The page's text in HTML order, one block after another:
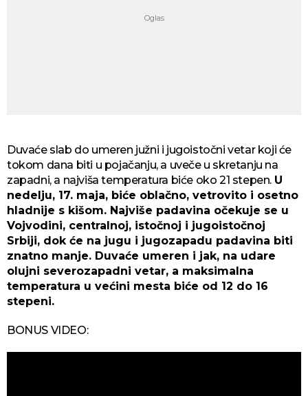
Duvaće slab do umeren južni i jugoistočni vetar koji će
tokom dana biti u pojačanju, a uveče u skretanju na
zapadni, a najviša temperatura biće oko 21 stepen. U
nedelju, 17. maja, biće oblačno, vetrovito i osetno
hladnije s kišom. Najviše padavina očekuje se u
Vojvodini, centralnoj, istočnoj i jugoistočnoj
Srbiji, dok će na jugu i jugozapadu padavina biti
znatno manje. Duvaće umeren i jak, na udare
olujni severozapadni vetar, a maksimalna
temperatura u većini mesta biće od 12 do 16
stepeni.
BONUS VIDEO: